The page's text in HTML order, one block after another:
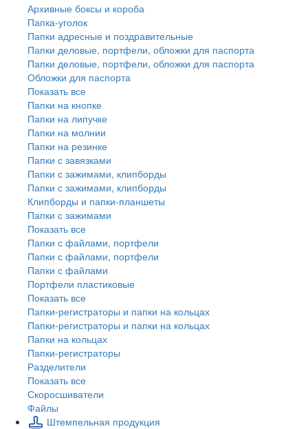
Архивные боксы и короба
Папка-уголок
Папки адресные и поздравительные
Папки деловые, портфели, обложки для паспорта
Папки деловые, портфели, обложки для паспорта
Обложки для паспорта
Показать все
Папки на кнопке
Папки на липучке
Папки на молнии
Папки на резинке
Папки с завязками
Папки с зажимами, клипборды
Папки с зажимами, клипборды
Клипборды и папки-планшеты
Папки с зажимами
Показать все
Папки с файлами, портфели
Папки с файлами, портфели
Папки с файлами
Портфели пластиковые
Показать все
Папки-регистраторы и папки на кольцах
Папки-регистраторы и папки на кольцах
Папки на кольцах
Папки-регистраторы
Разделители
Показать все
Скоросшиватели
Файлы
Штемпельная продукция